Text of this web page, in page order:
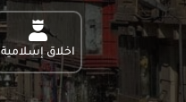
اخلاق إسلامية